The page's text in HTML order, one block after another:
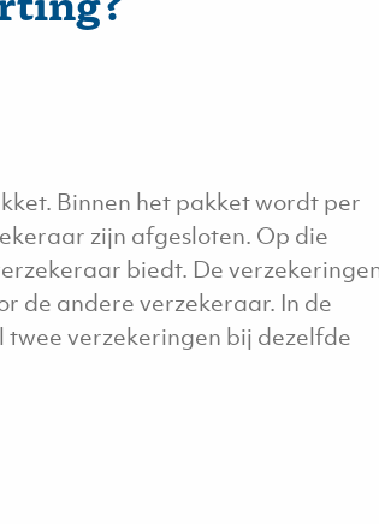
Binnen het pakket wordt per
zijn afgesloten. Op die
biedt. De
de andere verzekeraar. In de
verzekeringen bij dezelfde